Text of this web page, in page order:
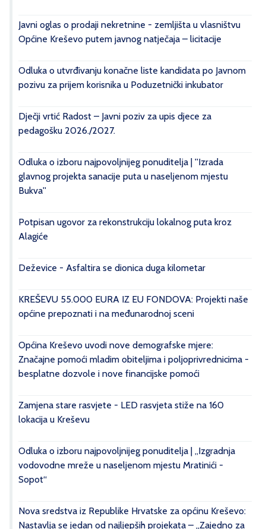
Javni oglas o prodaji nekretnine - zemljišta u vlasništvu
Općine Kreševo putem javnog natječaja – licitacije
Odluka o utvrđivanju konačne liste kandidata po Javnom
pozivu za prijem korisnika u Poduzetnički inkubator
Dječji vrtić Radost – Javni poziv za upis djece za
pedagošku 2026./2027.
Odluka o izboru najpovoljnijeg ponuditelja | ''Izrada
glavnog projekta sanacije puta u naseljenom mjestu
Bukva''
Potpisan ugovor za rekonstrukciju lokalnog puta kroz
Alagiće
Deževice - Asfaltira se dionica duga kilometar
KREŠEVU 55.000 EURA IZ EU FONDOVA: Projekti naše
općine prepoznati i na međunarodnoj sceni
Općina Kreševo uvodi nove demografske mjere:
Značajne pomoći mladim obiteljima i poljoprivrednicima -
besplatne dozvole i nove financijske pomoći
Zamjena stare rasvjete - LED rasvjeta stiže na 160
lokacija u Kreševu
Odluka o izboru najpovoljnijeg ponuditelja | „Izgradnja
vodovodne mreže u naseljenom mjestu Mratinići -
Sopot“
Nova sredstva iz Republike Hrvatske za općinu Kreševo:
Nastavlja se jedan od najljepših projekata – „Zajedno za